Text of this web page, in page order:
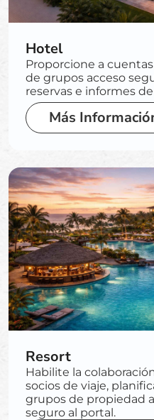
Hotel
Proporcione a
de grupos acceso
reservas e informes
Más
Resort
Habilite la
socios de viaje,
grupos de propiedad
seguro al portal.